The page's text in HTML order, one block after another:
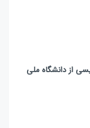
از دانشگاه ملی